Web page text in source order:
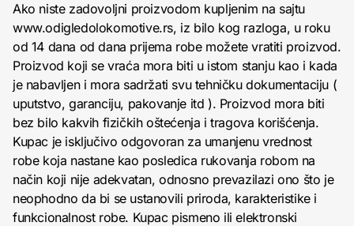
Ako niste zadovoljni proizvodom kupljenim na sajtu
www.odigledolokomotive.rs, iz bilo kog razloga, u roku
od 14 dana od dana prijema robe možete vratiti proizvod.
Proizvod koji se vraća mora biti u istom stanju kao i kada
je nabavljen i mora sadržati svu tehničku dokumentaciju (
uputstvo, garanciju, pakovanje itd ). Proizvod mora biti
bez bilo kakvih fizičkih oštećenja i tragova korišćenja.
Kupac je isključivo odgovoran za umanjenu vrednost
robe koja nastane kao posledica rukovanja robom na
način koji nije adekvatan, odnosno prevazilazi ono što je
neophodno da bi se ustanovili priroda, karakteristike i
funkcionalnost robe. Kupac pismeno ili elektronski